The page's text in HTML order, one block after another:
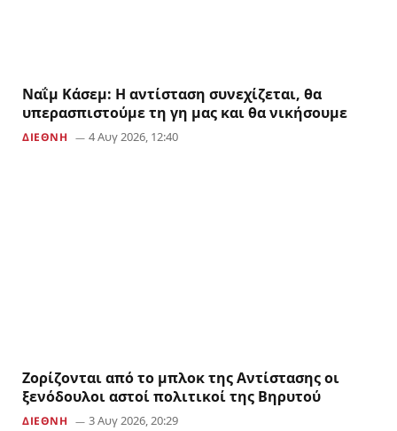
Ναΐμ Κάσεμ: Η αντίσταση συνεχίζεται, θα
υπερασπιστούμε τη γη μας και θα νικήσουμε
ΔΙΕΘΝΗ 4 Αυγ 2026, 12:40
Ζορίζονται από το μπλοκ της Αντίστασης οι
ξενόδουλοι αστοί πολιτικοί της Βηρυτού
ΔΙΕΘΝΗ 3 Αυγ 2026, 20:29